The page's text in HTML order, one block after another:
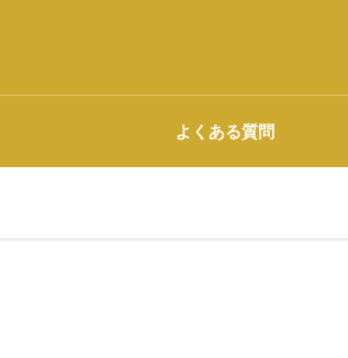
よくある質問